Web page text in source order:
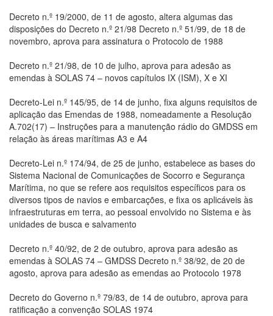
Decreto n.º 19/2000, de 11 de agosto, altera algumas das
disposições do Decreto n.º 21/98 Decreto n.º 51/99, de 18 de
novembro, aprova para assinatura o Protocolo de 1988
Decreto n.º 21/98, de 10 de julho, aprova para adesão as
emendas à SOLAS 74 – novos capítulos IX (ISM), X e XI
Decreto-Lei n.º 145/95, de 14 de junho, fixa alguns requisitos de
aplicação das Emendas de 1988, nomeadamente a Resolução
A.702(17) – Instruções para a manutenção rádio do GMDSS em
relação às áreas marítimas A3 e A4
Decreto-Lei n.º 174/94, de 25 de junho, estabelece as bases do
Sistema Nacional de Comunicações de Socorro e Segurança
Marítima, no que se refere aos requisitos específicos para os
diversos tipos de navios e embarcações, e fixa os aplicáveis às
infraestruturas em terra, ao pessoal envolvido no Sistema e às
unidades de busca e salvamento
Decreto n.º 40/92, de 2 de outubro, aprova para adesão as
emendas à SOLAS 74 – GMDSS Decreto n.º 38/92, de 20 de
agosto, aprova para adesão as emendas ao Protocolo 1978
Decreto do Governo n.º 79/83, de 14 de outubro, aprova para
ratificação a convenção SOLAS 1974